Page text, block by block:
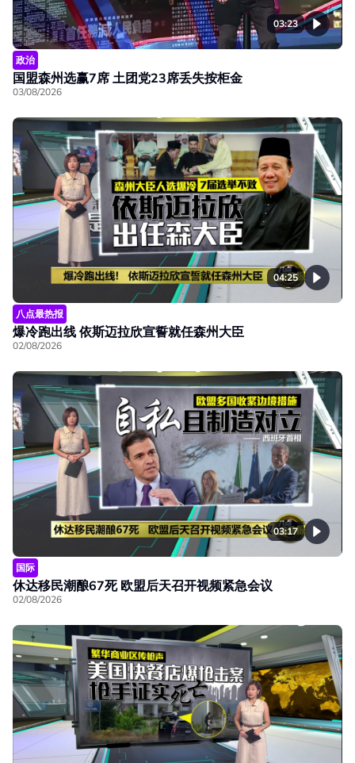
03:23
政治
国盟森州选赢7席 土团党23席丢失按柜金
03/08/2026
04:25
八点最热报
爆冷跑出线 依斯迈拉欣宣誓就任森州大臣
02/08/2026
03:17
国际
休达移民潮酿67死 欧盟后天召开视频紧急会议
02/08/2026